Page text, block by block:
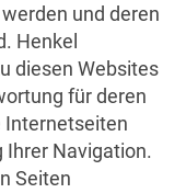
und deren
Henkel
diesen Websites
für deren
Internetseiten
Ihrer Navigation.
Seiten